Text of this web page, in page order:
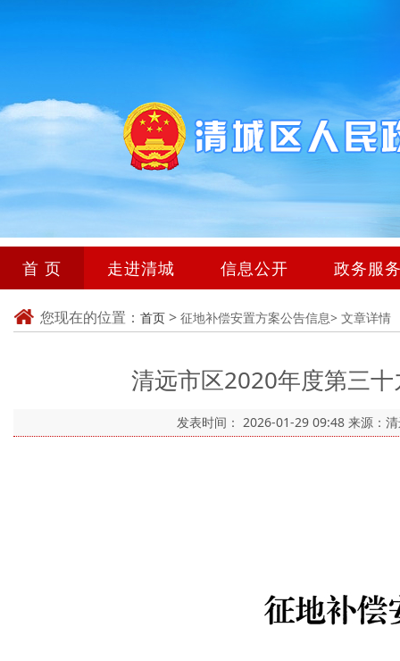
首 页 走进清城 信息公开 政务服
您现在的位置： 首页 > 征地补偿安置方案公告信息> 文章详情
清远市区2020年度第三
发表时间： 2026-01-29 09:48 来源：